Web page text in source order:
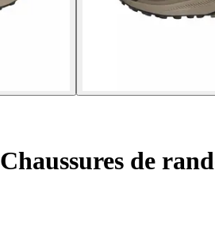
Chaussures de